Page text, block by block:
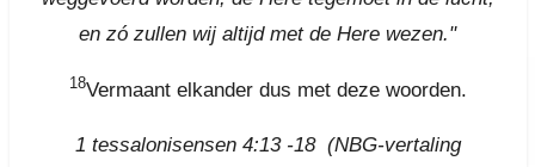
en zó zullen wij altijd met de Here wezen."
18Vermaant elkander dus met deze woorden.
1 tessalonisensen 4:13 -18 (NBG-vertaling